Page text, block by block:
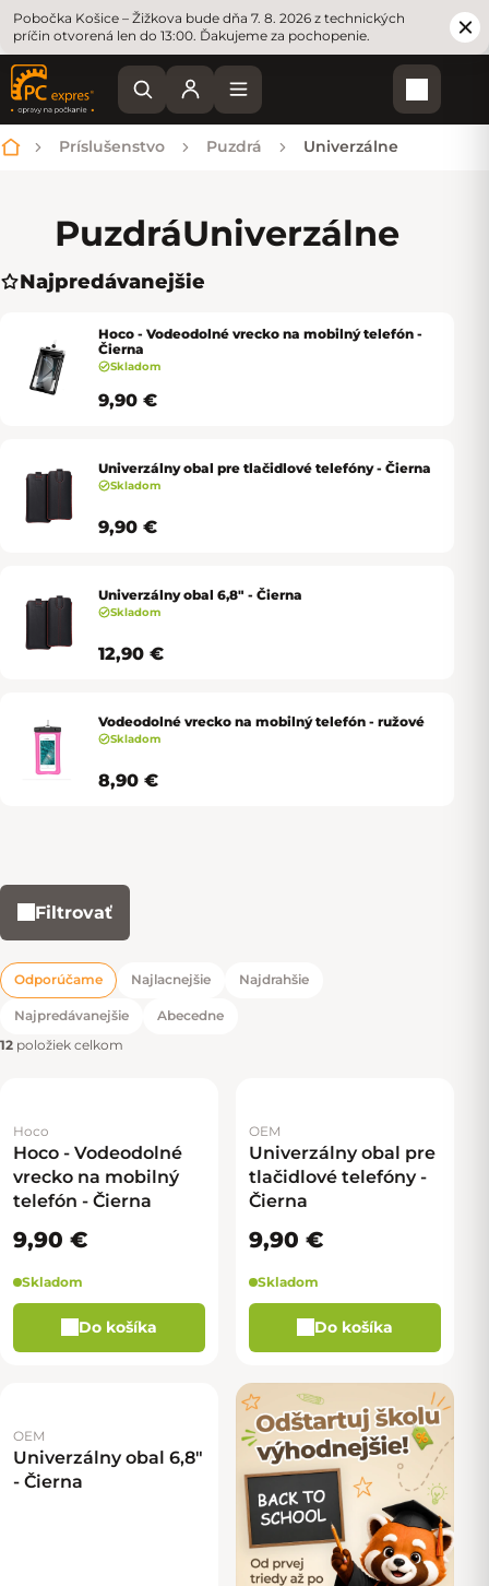
Pobočka Košice – Žižkova bude dňa 7. 8. 2026 z technických
príčin otvorená len do 13:00. Ďakujeme za pochopenie.
Domov
Príslušenstvo Puzdrá Univerzálne
PuzdráUniverzálne
Najpredávanejšie
Hoco - Vodeodolné vrecko na mobilný telefón -
Čierna
Skladom
9,90 €
Univerzálny obal pre tlačidlové telefóny - Čierna
Skladom
9,90 €
Univerzálny obal 6,8" - Čierna
Skladom
12,90 €
Vodeodolné vrecko na mobilný telefón - ružové
Skladom
8,90 €
Filtrovať
Radenie produktov
Odporúčame Najlacnejšie Najdrahšie
Najpredávanejšie
Abecedne
12 položiek celkom
Výpis produktov
Hoco
Hoco - Vodeodolné
vrecko na mobilný
telefón - Čierna
9,90 €
Skladom
Do košíka
OEM
Univerzálny obal pre
tlačidlové telefóny -
Čierna
9,90 €
Skladom
Do košíka
OEM
Univerzálny obal 6,8"
- Čierna